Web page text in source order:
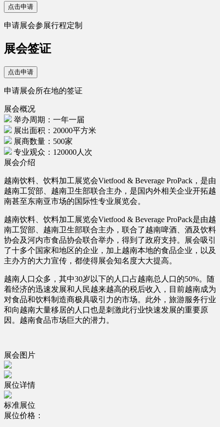
点击申请
申请展会参展行程定制
展会签证
点击申请
申请展会所在地的签证
展会概况
举办周期：一年一届
展出面积：20000平方米
展商数量：500家
专业观众：120000人次
展会介绍
越南饮料、饮料加工展览会Vietfood & Beverage ProPack，是由
越南工贸部、越南卫生部联合主办，是国内外相关企业开拓越
南甚至东南亚市场的国际性专业展览会。
越南饮料、饮料加工展览会Vietfood & Beverage ProPack是由越
南工贸部、越南卫生部联合主办，联合了越南啤酒、酒及饮料
协会及河内市食品协会联合举办，得到了政府支持。展会吸引
了十多个国家和地区的企业，加上越南本地的食品企业，以及
主办方的大力宣传，都使得展会知名度大大提高。
越南人口众多，其中30岁以下的人口占越南总人口的50%。随
着经济的迅速发展和人民越来越高的税后收入，目前越南成为
对食品和饮料制造商极具吸引力的市场。此外，旅游服务行业
和向越南大量移居的人口也是刺激此行业快速发展的重要原
因。越南食品市场巨大的潜力。
展会图片
展位详情
标准展位
展位价格：